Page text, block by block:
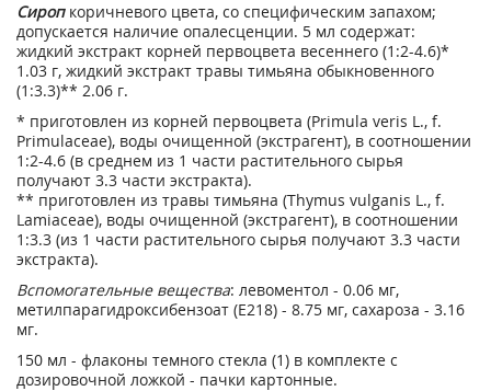
Сиропкоричневого цвета, со специфическим запахом;
допускается наличие опалесценции. 5 мл содержат:
жидкий экстракт корней первоцвета весеннего (1:2-4.6)*
1.03 г, жидкий экстракт травы тимьяна обыкновенного
(1:3.3)** 2.06 г.
* приготовлен из корней первоцвета (Primula veris L., f.
Primulaceae), воды очищенной (экстрагент), в соотношении
1:2-4.6 (в среднем из 1 части растительного сырья
получают 3.3 части экстракта).
** приготовлен из травы тимьяна (Thymus vulganis L., f.
Lamiaceae), воды очищенной (экстрагент), в соотношении
1:3.3 (из 1 части растительного сырья получают 3.3 части
экстракта).
Вспомогательные вещества: левоментол - 0.06 мг,
метилпарагидроксибензоат (Е218) - 8.75 мг, сахароза - 3.16
мг.
150 мл - флаконы темного стекла (1) в комплекте с
дозировочной ложкой - пачки картонные.